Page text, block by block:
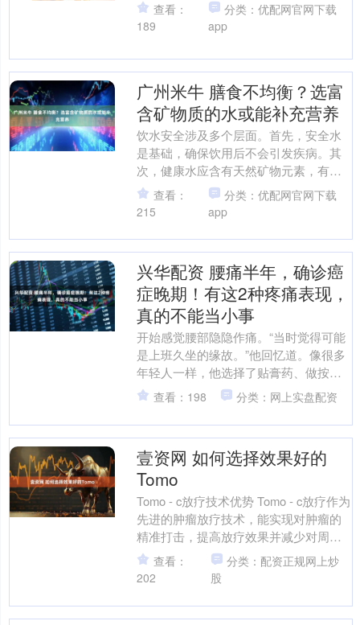
查看：
189
分类：优配网官网下载
app
广州米牛 膳食不均衡？选富
含矿物质的水或能补充营养
饮水安全涉及多个层面。首先，安全水
是基础，确保饮用后不会引发疾病。其
次，健康水应含有天然矿物元素，有助
于维持生理平衡。第三，功能水可能改
善特定生理状态，但需根据....
查看：
215
分类：优配网官网下载
app
兴华配资 腰痛半年，确诊癌
症晚期！有这2种疼痛表现，
真的不能当小事
开始感觉腰部隐隐作痛。“当时觉得可能
是上班久坐的缘故。”他回忆道。像很多
年轻人一样，他选择了贴膏药、做按摩
来缓解，并没有太当回事。那是一个普
通的周一，小李像往常....
查看：198 分类：网上实盘配资
壹资网 如何选择效果好的
Tomo
Tomo - c放疗技术优势 Tomo - c放疗作为
先进的肿瘤放疗技术，能实现对肿瘤的
精准打击，提高放疗效果并减少对周围
正常组织的损伤。在肿瘤治疗中，精准
度至....
查看：
202
分类：配资正规网上炒
股